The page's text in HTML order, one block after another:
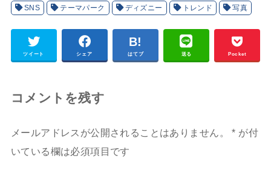
SNS テーマパーク ディズニー トレンド 写真
ツイート シェア はてブ 送る Pocket
コメントを残す
メールアドレスが公開されることはありません。 * が付
いている欄は必須項目です